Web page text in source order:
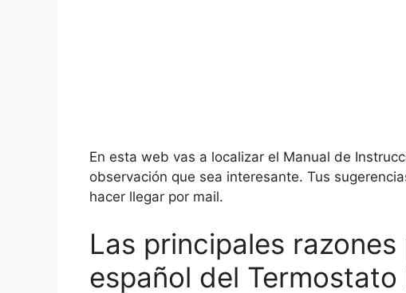
En esta web vas a localizar el Manual de
observación que sea interesante. Tus
hacer llegar por mail.
Las principales
español del